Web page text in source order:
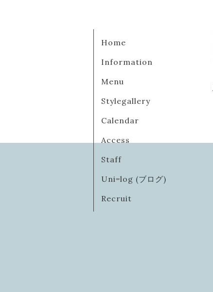
Home
Information
Menu
Stylegallery
Calendar
Access
Staff
Uni=log (ブログ)
Recruit